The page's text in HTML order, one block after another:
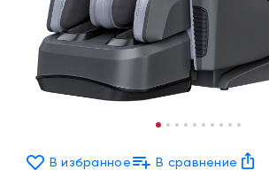
В избранное В сравнение